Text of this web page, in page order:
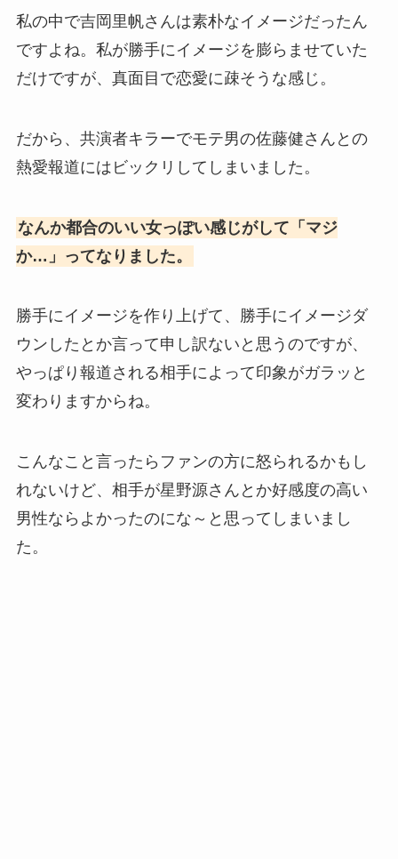
私の中で吉岡里帆さんは素朴なイメージだったん
ですよね。私が勝手にイメージを膨らませていた
だけですが、真面目で恋愛に疎そうな感じ。
だから、共演者キラーでモテ男の佐藤健さんとの
熱愛報道にはビックリしてしまいました。
なんか都合のいい女っぽい感じがして「マジ
か…」ってなりました。
勝手にイメージを作り上げて、勝手にイメージダ
ウンしたとか言って申し訳ないと思うのですが、
やっぱり報道される相手によって印象がガラッと
変わりますからね。
こんなこと言ったらファンの方に怒られるかもし
れないけど、相手が星野源さんとか好感度の高い
男性ならよかったのにな～と思ってしまいまし
た。